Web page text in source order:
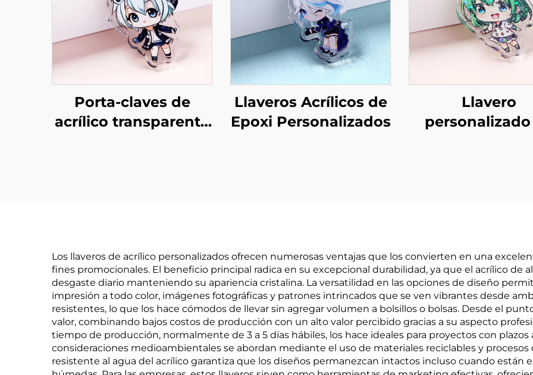
Porta-claves de
acrílico transparente
Llaveros Acrílicos de
Epoxi Personalizados
Llavero
Los llaveros de acrílico personalizados ofrecen numerosas ventajas que los convierten en una
fines promocionales. El beneficio principal radica en su excepcional durabilidad, ya que el acrílico de
desgaste diario manteniendo su apariencia cristalina. La versatilidad en las opciones de diseño
impresión a todo color, imágenes fotográficas y patrones intrincados que se ven vibrantes desde
resistentes, lo que los hace cómodos de llevar sin agregar volumen a bolsillos o bolsas. Desde el
valor, combinando bajos costos de producción con un alto valor percibido gracias a su aspecto
tiempo de producción, normalmente de 3 a 5 días hábiles, los hace ideales para proyectos con plazos
consideraciones medioambientales se abordan mediante el uso de materiales reciclables y procesos
resistente al agua del acrílico garantiza que los diseños permanezcan intactos incluso cuando están